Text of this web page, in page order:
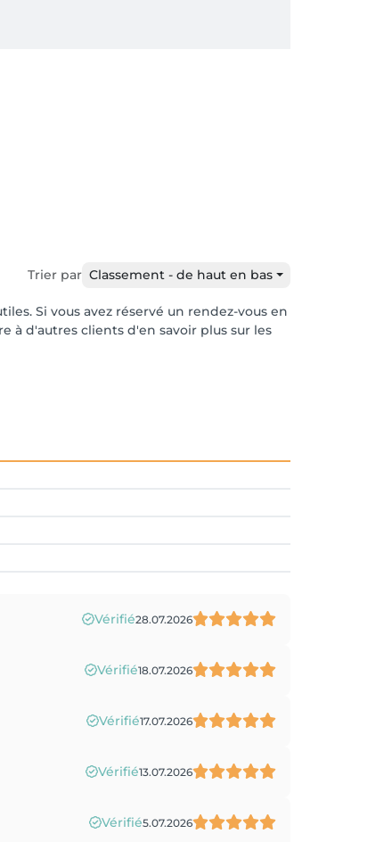
Trier par Classement - de haut en bas
Si vous avez réservé un rendez-vous en
à d'autres clients d'en savoir plus sur les
Vérifié28.07.2026
Vérifié18.07.2026
Vérifié17.07.2026
Vérifié13.07.2026
Vérifié5.07.2026